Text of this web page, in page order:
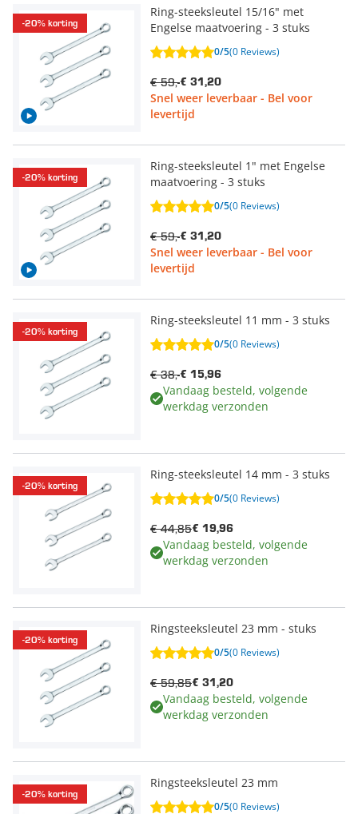
-20% korting
Ring-steeksleutel 15/16" met
Engelse maatvoering - 3 stuks
0/5(0 Reviews)
€ 31,20
€ 59,-
Snel weer leverbaar - Bel voor
levertijd
-20% korting
Ring-steeksleutel 1" met Engelse
maatvoering - 3 stuks
0/5(0 Reviews)
€ 31,20
€ 59,-
Snel weer leverbaar - Bel voor
levertijd
-20% korting
Ring-steeksleutel 11 mm - 3 stuks
0/5(0 Reviews)
€ 15,96
€ 38,-
Vandaag besteld, volgende
werkdag verzonden
-20% korting
Ring-steeksleutel 14 mm - 3 stuks
0/5(0 Reviews)
€ 19,96
€ 44,85
Vandaag besteld, volgende
werkdag verzonden
-20% korting
Ringsteeksleutel 23 mm - stuks
0/5(0 Reviews)
€ 31,20
€ 59,85
Vandaag besteld, volgende
werkdag verzonden
-20% korting
Ringsteeksleutel 23 mm
0/5(0 Reviews)